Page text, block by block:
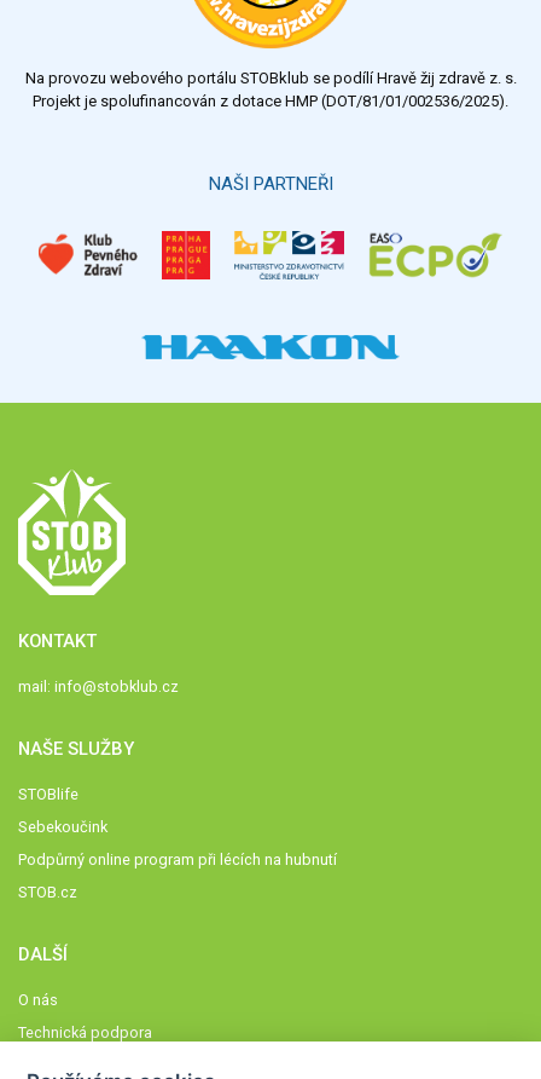
Na provozu webového portálu STOBklub se podílí Hravě žij zdravě z. s.
Projekt je spolufinancován z dotace HMP (DOT/81/01/002536/2025).
NAŠI PARTNEŘI
KONTAKT
mail: info@stobklub.cz
NAŠE SLUŽBY
STOBlife
Sebekoučink
Podpůrný online program při lécích na hubnutí
STOB.cz
DALŠÍ
O nás
Technická podpora